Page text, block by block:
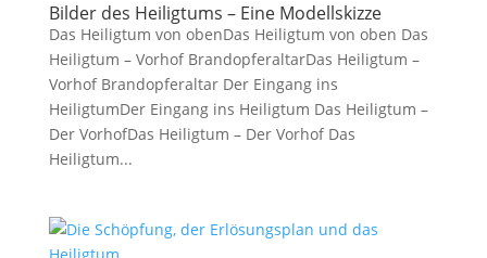
Bilder des Heiligtums – Eine Modellskizze
Das Heiligtum von obenDas Heiligtum von oben Das
Heiligtum – Vorhof BrandopferaltarDas Heiligtum –
Vorhof Brandopferaltar Der Eingang ins
HeiligtumDer Eingang ins Heiligtum Das Heiligtum –
Der VorhofDas Heiligtum – Der Vorhof Das
Heiligtum...